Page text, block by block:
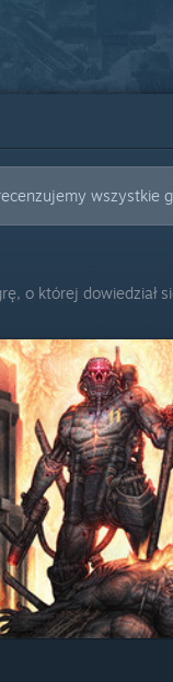
wszystkie
o której